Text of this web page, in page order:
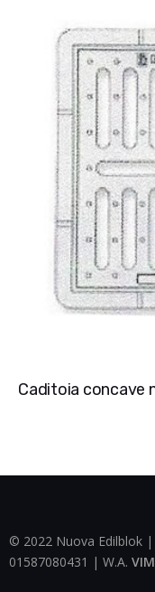
Caditoia concave
© 2022 Nuova Edilblok
01587080431 | W.A.